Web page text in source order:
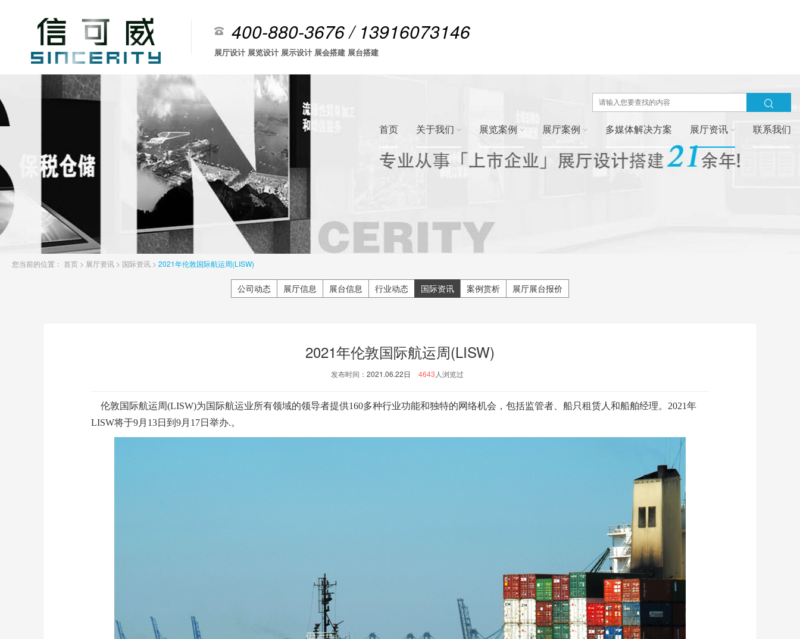
400-880-3676 / 13916073146
展厅设计 展览设计 展示设计 展会搭建 展台搭建
首页 关于我们 展览案例 展厅案例 多媒体解决方案 展厅资讯 联系我们
您当前的位置： 首页 > 展厅资讯 > 国际资讯 > 2021年伦敦国际航运周(LISW)
公司动态 展厅信息 展台信息 行业动态 国际资讯 案例赏析 展厅展台报价
2021年伦敦国际航运周(LISW)
发布时间： 2021.06.22日 4643 人浏览过
伦敦国际航运周(LISW)为国际航运业所有领域的领导者提供160多种行业功能和独特的网络机会，包括监管者、船只租赁人和船舶经理。2021年
LISW将于9月13日到9月17日 举办.。